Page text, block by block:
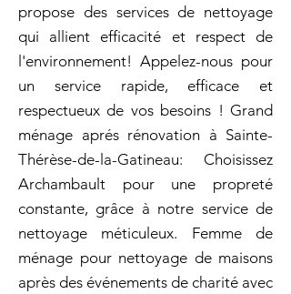
propose des services de nettoyage
qui allient efficacité et respect de
l'environnement! Appelez-nous pour
un service rapide, efficace et
respectueux de vos besoins ! Grand
ménage aprés rénovation à Sainte-
Thérèse-de-la-Gatineau: Choisissez
Archambault pour une propreté
constante, grâce à notre service de
nettoyage méticuleux. Femme de
ménage pour nettoyage de maisons
après des événements de charité avec